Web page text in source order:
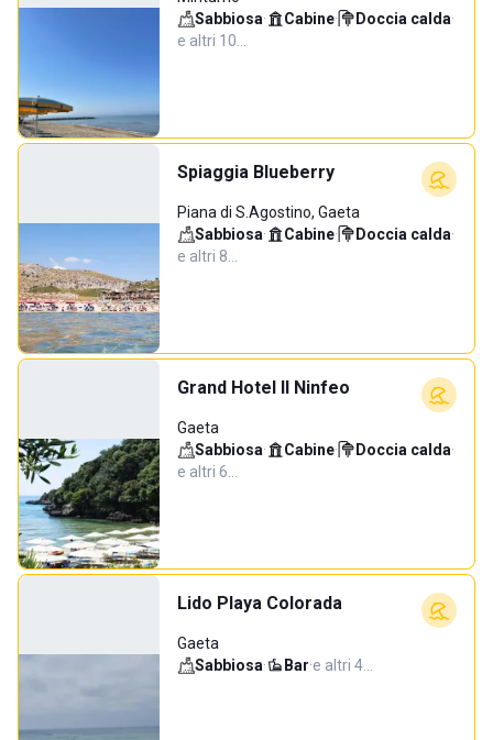
Sabbiosa· Cabine· Doccia calda·
e altri 10…
Spiaggia Blueberry
Piana di S.Agostino, Gaeta
Sabbiosa· Cabine· Doccia calda·
e altri 8…
Grand Hotel Il Ninfeo
Gaeta
Sabbiosa· Cabine· Doccia calda·
e altri 6…
Lido Playa Colorada
Gaeta
Sabbiosa· Bar·e altri 4…